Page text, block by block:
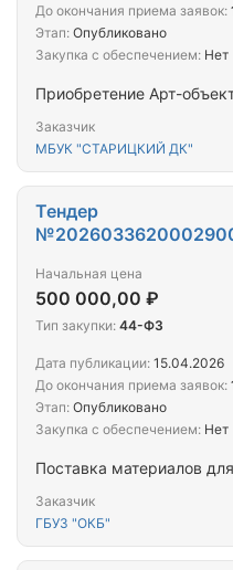
Приобретение Арт-
Заказчик
МБУК "СТАРИЦКИЙ ДК"
До окончания приема заявок:
Этап: Опубликовано
Закупка с обеспечением: Нет
Поставка
Заказчик
ГБУЗ "ОКБ"
Тендер
Начальная цена
500 000,00 ₽
Тип закупки: 44-ФЗ
Дата публикации: 15.04.2026
До окончания приема заявок:
Этап: Опубликовано
Закупка с обеспечением: Нет